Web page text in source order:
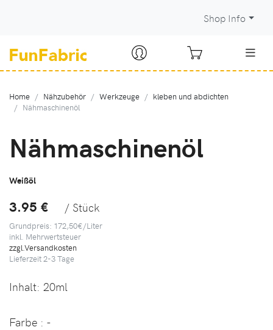
Shop Info
Home Nähzubehör Werkzeuge
kleben und abdichten
Nähmaschinenöl
Nähmaschinenöl
Weißöl
3.95 € / Stück
Grundpreis: 172,50€/Liter
inkl. Mehrwertsteuer
zzgl.Versandkosten
Lieferzeit 2-3Tage
Inhalt: 20ml
Farbe : -